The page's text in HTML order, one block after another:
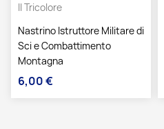
Il Tricolore
Nastrino Istruttore Militare di
Sci e Combattimento
Montagna
Prezzo
6,00 €